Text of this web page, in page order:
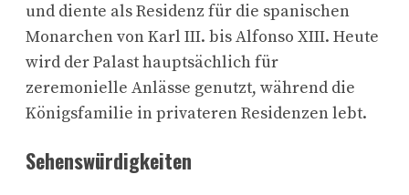
und diente als Residenz für die spanischen
Monarchen von Karl III. bis Alfonso XIII. Heute
wird der Palast hauptsächlich für
zeremonielle Anlässe genutzt, während die
Königsfamilie in privateren Residenzen lebt.
Sehenswürdigkeiten